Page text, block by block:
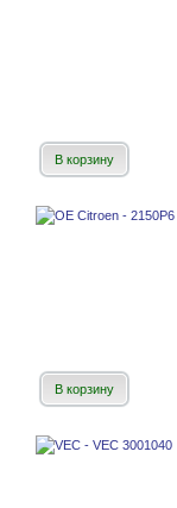
В корзину
В корзину